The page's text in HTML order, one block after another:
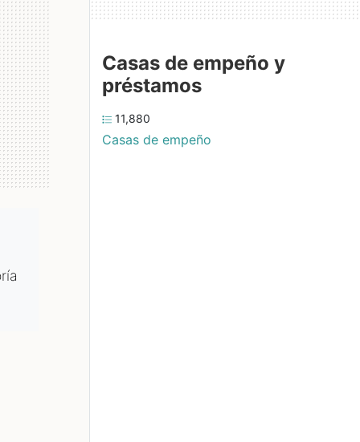
Casas de empeño y
préstamos
11,880
Casas de empeño